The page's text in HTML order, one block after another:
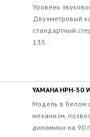
Уровень
Двухметровый
стандартный
133...
YAMAHA HPH-50
Модель в белом
механизм,
динамики на 90